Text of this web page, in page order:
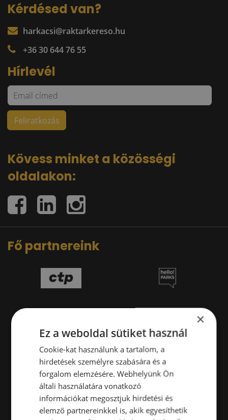
Kérdésed van?
harkacsi@raktarkereso.hu
+36 30 644 76 55
Hírlevél
Kövess minket a közösségi
oldalakon:
Fő partnereink
×
Ez a weboldal sütiket használ
Cookie-kat használunk a tartalom, a
hirdetések személyre szabására és a
forgalom elemzésére. Webhelyünk Ön
általi használatára vonatkozó
információkat megosztjuk hirdetési és
elemző partnereinkkel is, akik egyesíthetik